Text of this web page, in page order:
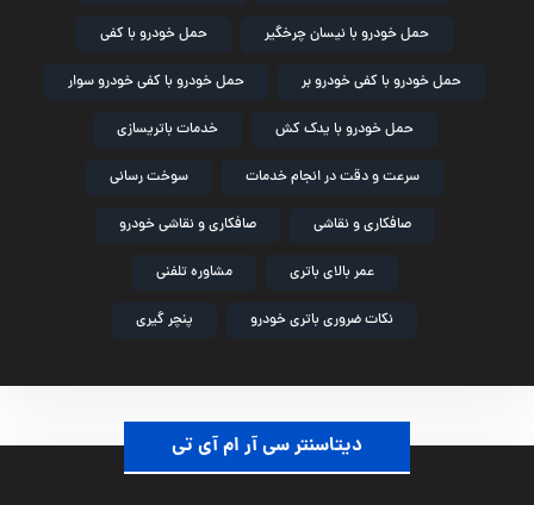
حمل خودرو با نیسان چرخگیر حمل خودرو با کفی
حمل خودرو با کفی خودرو بر حمل خودرو با کفی خودرو سوار
حمل خودرو با یدک کش خدمات باتریسازی
سرعت و دقت در انجام خدمات سوخت رسانی
صافکاری و نقاشی صافکاری و نقاشی خودرو
عمر بالای باتری مشاوره تلفنی
نکات ضروری باتری خودرو پنچر گیری
دیتاسنتر سی آر ام آی تی